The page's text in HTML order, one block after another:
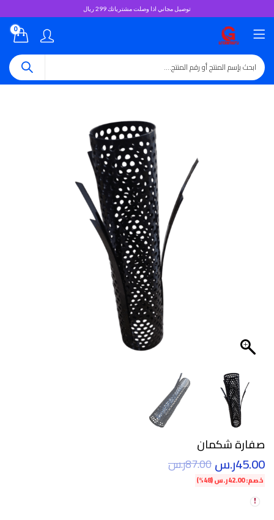
توصيل مجاني اذا وصلت مشترياتك 299 ريال
0
صفارة شكمان
45.00ر.س87.00ر.س
خصم:42.00ر.س(48%)